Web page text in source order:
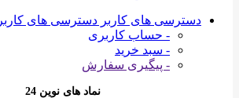
دسترسی های کاربر دسترسی های کاربر
- حساب کاربری
- سبد خرید
- پیگیری سفارش
نماد های نوین 24